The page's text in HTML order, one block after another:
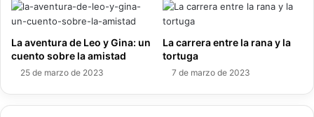
o
e
e
c
r
ó
La aventura de Leo y Gina: un
cuento sobre la amistad
25 de marzo de 2023
La carrera entre la rana y la
tortuga
7 de marzo de 2023